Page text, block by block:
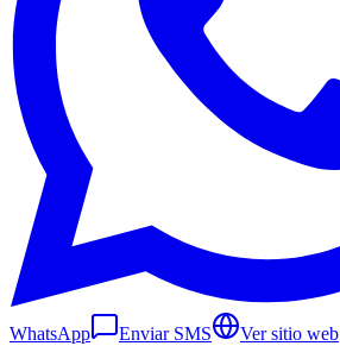
WhatsApp Enviar SMS Ver sitio web